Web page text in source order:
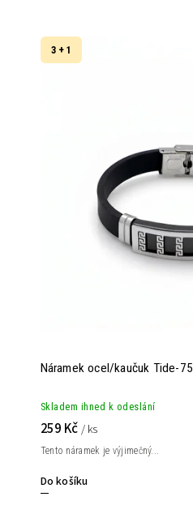
3 + 1
Náramek ocel/kaučuk Tide-75
Skladem ihned k odeslání
259 Kč/ ks
Do košíku
Tento náramek je výjimečný...